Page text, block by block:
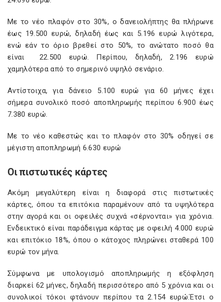
Με το νέο πλαφόν στο 30%, ο δανειολήπτης θα πλήρωνε
έως 19.500 ευρώ, δηλαδή έως και 5.196 ευρώ λιγότερα,
ενώ εάν το όριο βρεθεί στο 50%, το ανώτατο ποσό θα
είναι 22.500 ευρώ. Περίπου, δηλαδή, 2.196 ευρώ
χαμηλότερα από το σημερινό υψηλό σενάριο.
Αντίστοιχα, για δάνειο 5.100 ευρώ για 60 μήνες έχει
σήμερα συνολικό ποσό αποπληρωμής περίπου 6.900 έως
7.380 ευρώ.
Με το νέο καθεστώς και το πλαφόν στο 30% οδηγεί σε
μέγιστη αποπληρωμή 6.630 ευρώ
Οι πιστωτικές κάρτες
Ακόμη μεγαλύτερη είναι η διαφορά στις πιστωτικές
κάρτες, όπου τα επιτόκια παραμένουν από τα υψηλότερα
στην αγορά και οι οφειλές συχνά «σέρνονται» για χρόνια.
Ενδεικτικό είναι παράδειγμα κάρτας με οφειλή 4.000 ευρώ
και επιτόκιο 18%, όπου ο κάτοχος πληρώνει σταθερά 100
ευρώ τον μήνα.
Σύμφωνα με υπολογισμό αποπληρωμής η εξόφληση
διαρκεί 62 μήνες, δηλαδή περισσότερο από 5 χρόνια και οι
συνολικοί τόκοι φτάνουν περίπου τα 2.154 ευρώ.Έτσι ο